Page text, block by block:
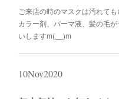
ご来店の時のマスクは汚れて
カラー剤、パーマ液、髪の毛
いしますm(__)m
10Nov2020